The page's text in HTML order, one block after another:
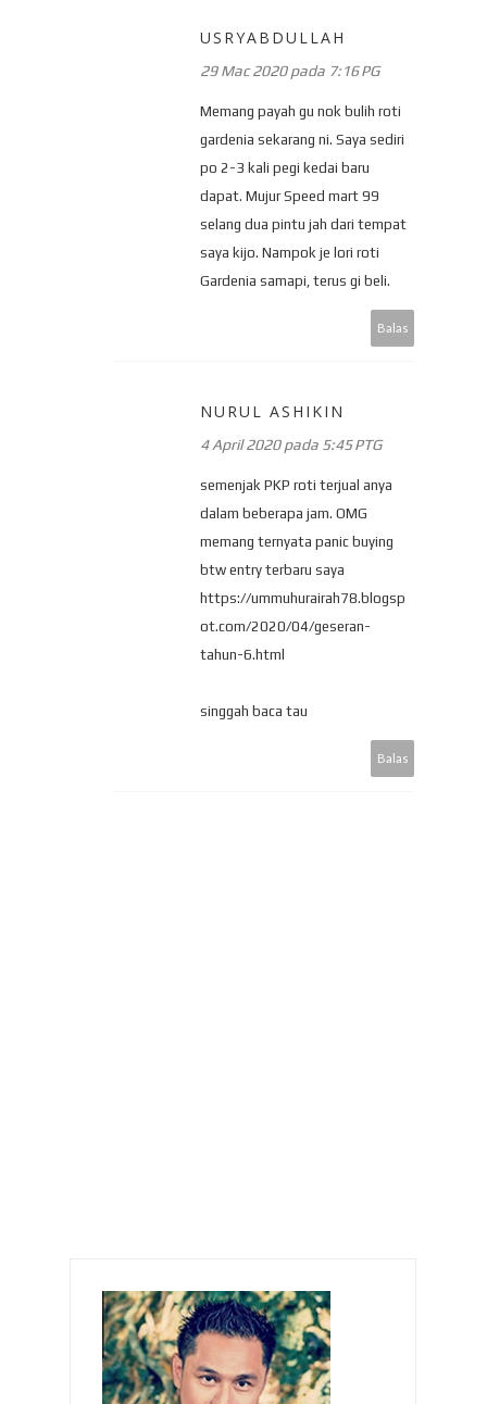
USRYABDULLAH
29 Mac 2020 pada 7:16 PG
Memang payah gu nok bulih roti
gardenia sekarang ni. Saya sediri
po 2-3 kali pegi kedai baru
dapat. Mujur Speed mart 99
selang dua pintu jah dari tempat
saya kijo. Nampok je lori roti
Gardenia samapi, terus gi beli.
Balas
NURUL ASHIKIN
4 April 2020 pada 5:45 PTG
semenjak PKP roti terjual anya
dalam beberapa jam. OMG
memang ternyata panic buying
btw entry terbaru saya
https://ummuhurairah78.blogsp
ot.com/2020/04/geseran-
tahun-6.html
singgah baca tau
Balas